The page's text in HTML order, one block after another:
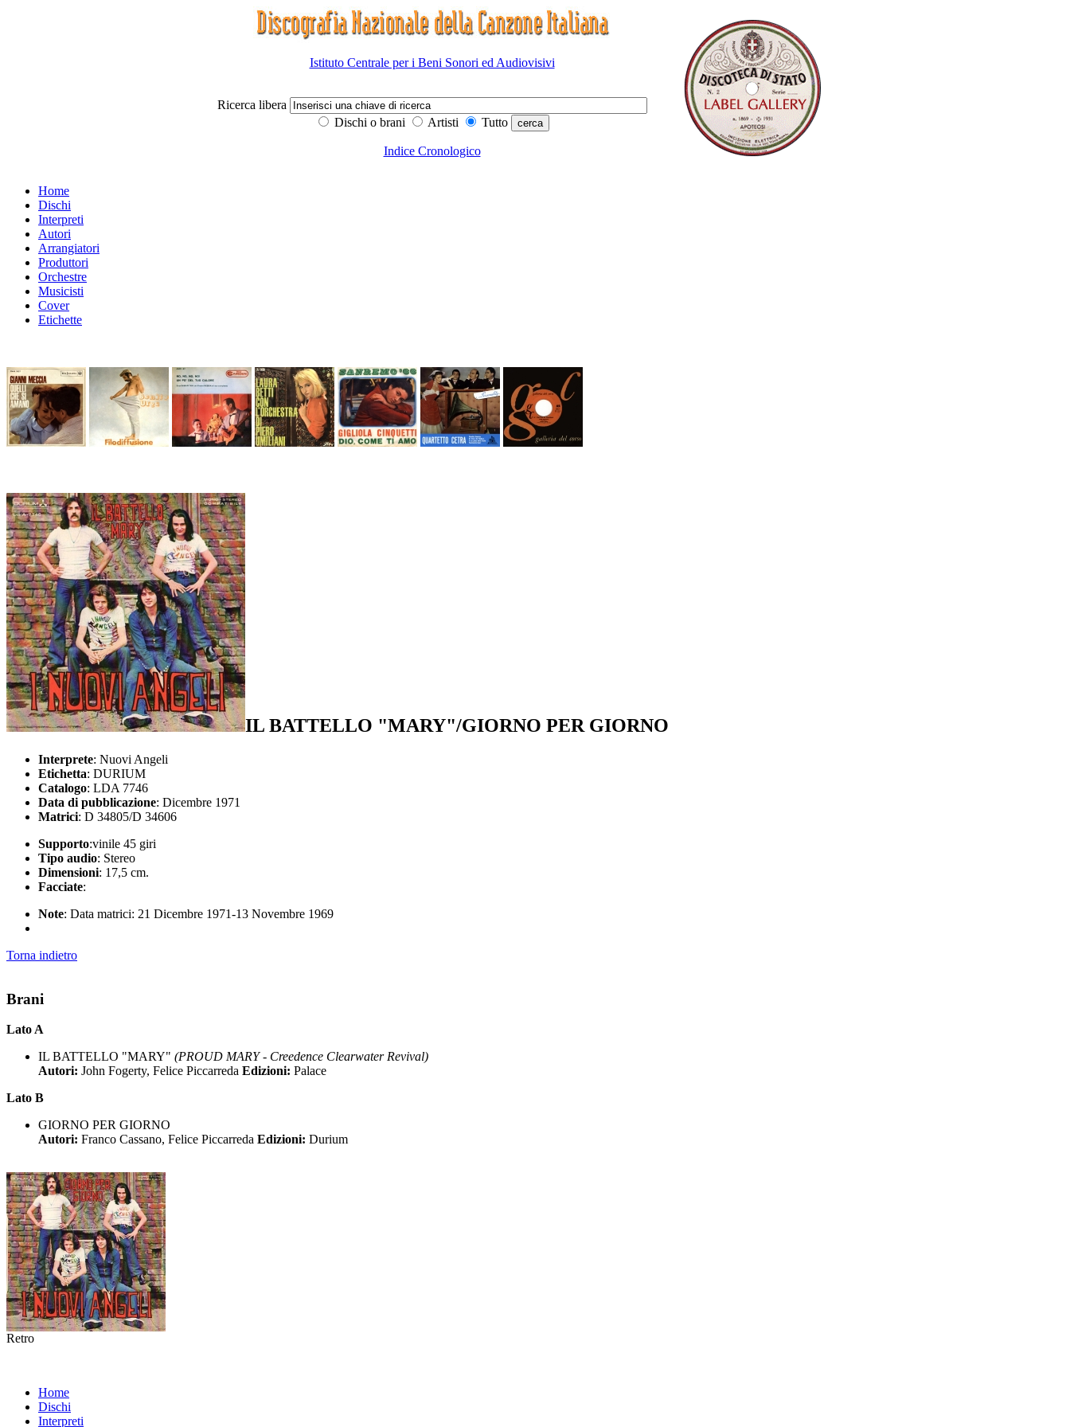
Istituto Centrale per i Beni Sonori ed Audiovisivi
Ricerca libera
Dischi o brani
Artisti Tutto
Indice Cronologico
Home
Dischi
Interpreti
Autori
Arrangiatori
Produttori
Orchestre
Musicisti
Cover
Etichette
IL BATTELLO "MARY"/GIORNO PER GIORNO
Interprete: Nuovi Angeli
Etichetta: DURIUM
Catalogo: LDA 7746
Data di pubblicazione: Dicembre 1971
Matrici: D 34805/D 34606
Supporto:vinile 45 giri
Tipo audio: Stereo
Dimensioni: 17,5 cm.
Facciate:
Note: Data matrici: 21 Dicembre 1971-13 Novembre 1969
Torna indietro
Brani
Lato A
IL BATTELLO "MARY" (PROUD MARY - Creedence Clearwater Revival)
Autori: John Fogerty, Felice Piccarreda Edizioni: Palace
Lato B
GIORNO PER GIORNO
Autori: Franco Cassano, Felice Piccarreda Edizioni: Durium
Retro
Home
Dischi
Interpreti